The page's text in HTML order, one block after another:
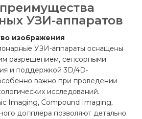
УЗИ-аппаратов
изображения
УЗИ-аппараты оснащены
разрешением, сенсорными
и поддержкой 3D/4D-
важно при проведении
исследований.
Imaging, Compound Imaging,
допплера позволяют детально